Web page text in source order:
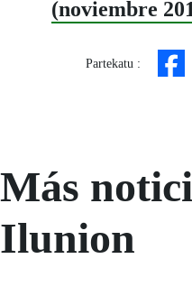
(noviembre
Partekatu :
Más
Ilunion